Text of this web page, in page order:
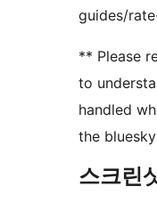
guides/
** Please
to
handled
the
스크린